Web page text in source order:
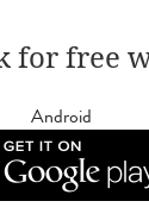
for free
Android